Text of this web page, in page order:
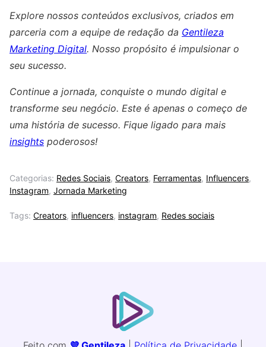
Explore nossos conteúdos exclusivos, criados em
parceria com a equipe de redação da Gentileza
Marketing Digital. Nosso propósito é impulsionar o
seu sucesso.
Continue a jornada, conquiste o mundo digital e
transforme seu negócio. Este é apenas o começo de
uma história de sucesso. Fique ligado para mais
insights poderosos!
Categorias: Redes Sociais, Creators, Ferramentas, Influencers,
Instagram, Jornada Marketing
Tags: Creators, influencers, instagram, Redes sociais